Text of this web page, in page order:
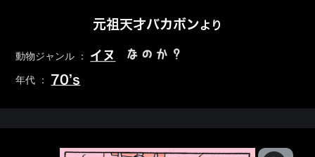
元祖天才バカボンより
動物ジャンル ： イヌ なのか？
年代 ： 70’s